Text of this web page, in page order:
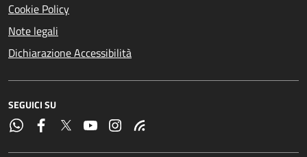
Cookie Policy
Note legali
Dichiarazione Accessibilità
SEGUICI SU